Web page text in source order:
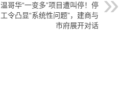
温哥华“一变多”项目遭叫停！停
工令凸显“系统性问题”，建商与
市府展开对话